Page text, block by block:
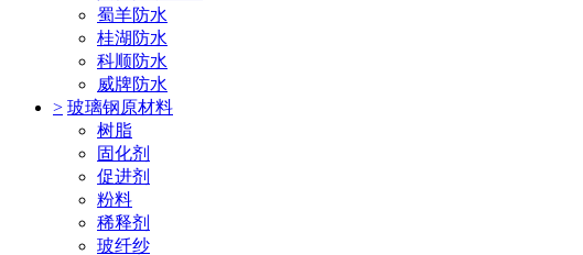
蜀羊防水
桂湖防水
科顺防水
威牌防水
> 玻璃钢原材料
树脂
固化剂
促进剂
粉料
稀释剂
玻纤纱